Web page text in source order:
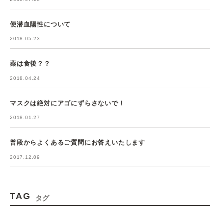
便潜血陽性について
2018.05.23
薬は食後？？
2018.04.24
マスクは絶対にアゴにずらさないで！
2018.01.27
普段からよくあるご質問にお答えいたします
2017.12.09
TAG タグ